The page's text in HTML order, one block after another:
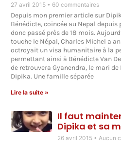
27 avril 2015 60 commentaires
Depuis mon premier article sur
Bénédicte, coincée au Nepal depuis
donc passé près de 18 mois.
touche le Népal, Charles Michel a
octroyait un visa humanitaire à la
permettant ainsi à Bénédicte Van
de retrouvera Gyanendra, le mari
Dipika. Une famille séparée
Lire la suite »
Il faut
Dipika et sa
26 avril 2015 Aucun